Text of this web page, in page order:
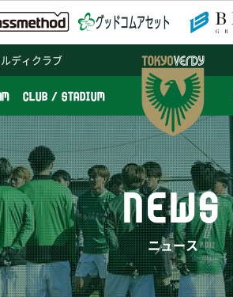
ディクラブ
CLUB / STADIUM
NEWS
ニュース